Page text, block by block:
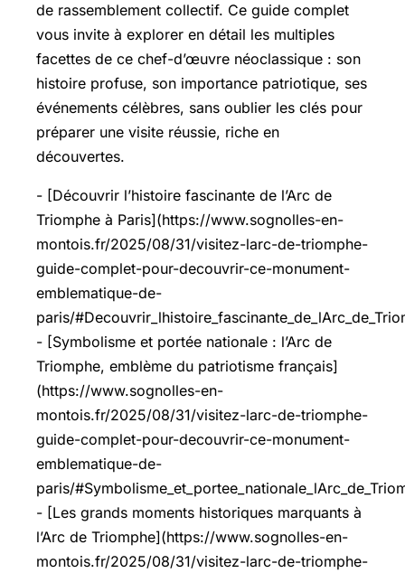
de rassemblement collectif. Ce guide complet
vous invite à explorer en détail les multiples
facettes de ce chef-d’œuvre néoclassique : son
histoire profuse, son importance patriotique, ses
événements célèbres, sans oublier les clés pour
préparer une visite réussie, riche en
découvertes.
- [Découvrir l’histoire fascinante de l’Arc de
Triomphe à Paris](https://www.sognolles-en-
montois.fr/2025/08/31/visitez-larc-de-triomphe-
guide-complet-pour-decouvrir-ce-monument-
emblematique-de-
paris/
- [Symbolisme et portée nationale : l’Arc de
Triomphe, emblème du patriotisme français]
(https://www.sognolles-en-
montois.fr/2025/08/31/visitez-larc-de-triomphe-
guide-complet-pour-decouvrir-ce-monument-
emblematique-de-
paris/
- [Les grands moments historiques marquants à
l’Arc de Triomphe](https://www.sognolles-en-
montois.fr/2025/08/31/visitez-larc-de-triomphe-